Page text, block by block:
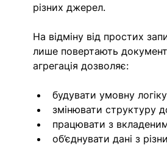
різних джерел.
На відміну від простих
лише повертають
агрегація дозволяє:
будувати умовну
змінювати структуру
працювати з
об’єднувати дані з